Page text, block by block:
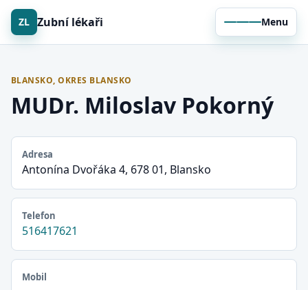
ZL Zubní lékaři Menu
BLANSKO, OKRES BLANSKO
MUDr. Miloslav Pokorný
Adresa
Antonína Dvořáka 4, 678 01, Blansko
Telefon
516417621
Mobil